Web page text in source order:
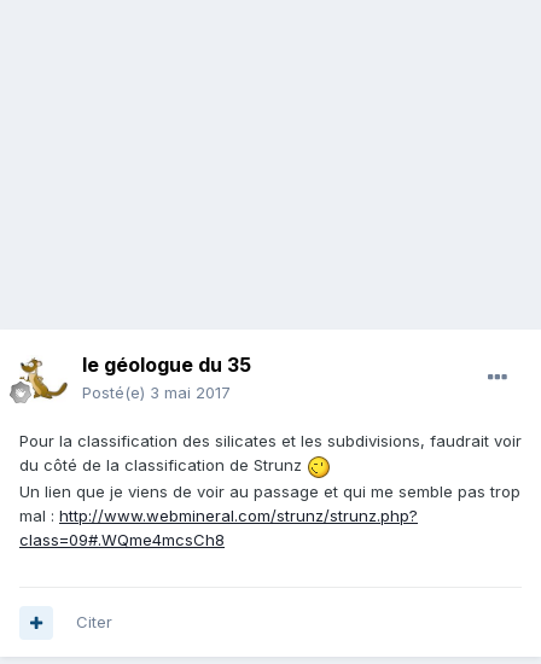
le géologue du 35
Posté(e) 3 mai 2017
Pour la classification des silicates et les subdivisions, faudrait voir
du côté de la classification de Strunz
Un lien que je viens de voir au passage et qui me semble pas trop
mal : http://www.webmineral.com/strunz/strunz.php?
class=09#.WQme4mcsCh8
Citer